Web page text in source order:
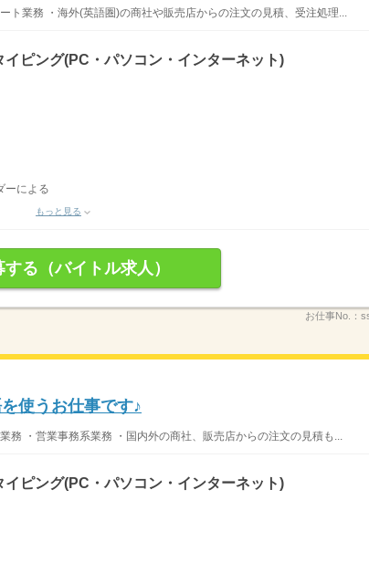
ト業務 ・海外(英語圏)の商社や販売店からの注文の見積、受注処理...
ピング(PC・パソコン・インターネット)
ーによる
もっと見る
する（バイトル求人）
お仕事No.：
使うお仕事です♪
・営業事務系業務 ・国内外の商社、販売店からの注文の見積も...
ピング(PC・パソコン・インターネット)